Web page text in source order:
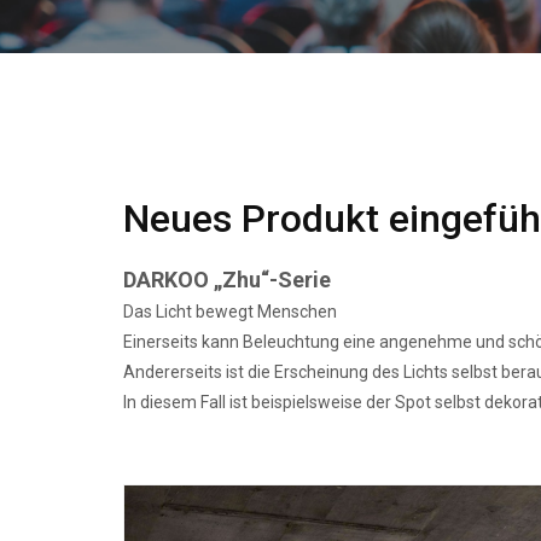
Neues Produkt
DARKOO „Zhu“-Serie
Das Licht bewegt Menschen
Einerseits kann Beleuchtung eine angenehme und
Andererseits ist die Erscheinung des Lichts selbst
In diesem Fall ist beispielsweise der Spot selbst